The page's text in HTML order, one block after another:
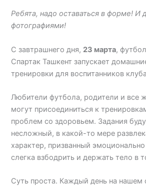
Ребята, надо оставаться в форме! И
фотографиями!
С завтрашнего дня, 23 марта,
Спартак Ташкент запускает
тренировки для воспитанников
Любители футбола, родители и все
могут присоединиться к
проблем со здоровьем. Задания
несложный, в какой-то мере
характер, призванный
слегка взбодрить и держать тело в
Суть проста. Каждый день на нашем